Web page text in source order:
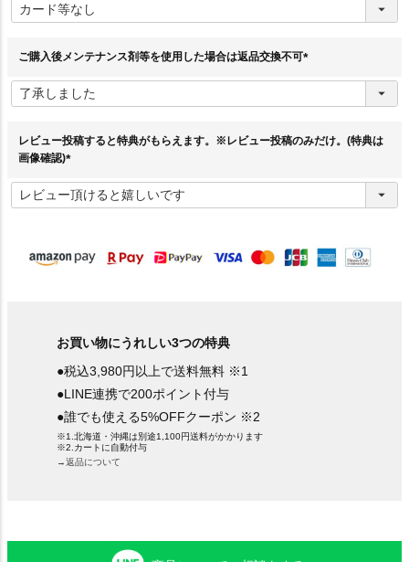
必
須
ご購入後メンテナンス剤等を使用した場合は返品交換不可
須
レビュー投稿すると特典がもらえます。※レビュー投稿のみだけ。(特典は
画像確認)
必
須
お買い物にうれしい3つの特典
●税込3,980円以上で送料無料 ※1
●LINE連携で200ポイント付与
●誰でも使える5%OFFクーポン ※2
※1.北海道・沖縄は別途1,100円送料がかかります
※2.カートに自動付与
→返品について